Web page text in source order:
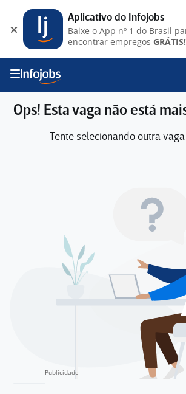
Ops! Esta vaga não está
Tente selecionando outra
Aplicativo do Infojobs
Baixe o App nº 1 do Brasil
encontrar empregos